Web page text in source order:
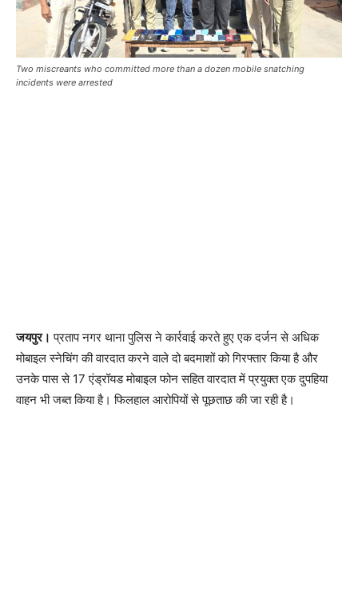
Two miscreants who committed more than a dozen mobile snatching
incidents were arrested
जयपुर। प्रताप नगर थाना पुलिस ने कार्रवाई करते हुए एक दर्जन से अधिक
मोबाइल स्नेचिंग की वारदात करने वाले दो बदमाशों को गिरफ्तार किया है और
उनके पास से 17 एंड्रॉयड मोबाइल फोन सहित वारदात में प्रयुक्त एक दुपहिया
वाहन भी जब्त किया है। फिलहाल आरोपियों से पूछताछ की जा रही है।